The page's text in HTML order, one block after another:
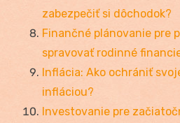
zabezpečiť si dôchodok?
Finančné plánovanie pre
spravovať rodinné
Inflácia: Ako ochrániť
infláciou?
Investovanie pre